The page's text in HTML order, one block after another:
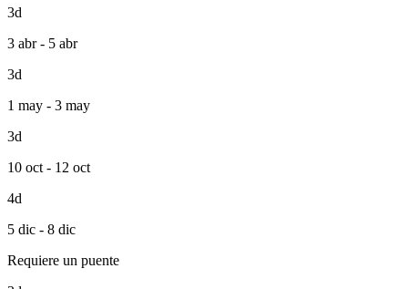
3d
3 abr - 5 abr
3d
1 may - 3 may
3d
10 oct - 12 oct
4d
5 dic - 8 dic
Requiere un puente